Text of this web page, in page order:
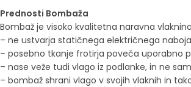
Prednosti Bombaža
Bombaž je visoko kvalitetna naravna
– ne ustvarja statičnega električnega
– posebno tkanje frotirja poveča uporabno
– nase veže tudi vlago iz podlanke, in ne
– bombaž shrani vlago v svojih vlaknih in